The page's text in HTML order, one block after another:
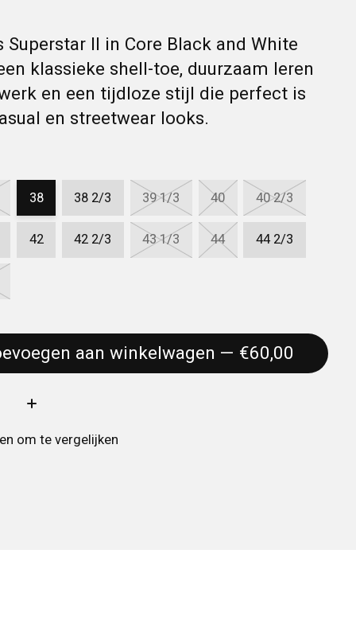
Superstar II in Core Black and White
klassieke shell-toe, duurzaam leren
en een tijdloze stijl die perfect is
en streetwear looks.
38 38 2/3 39 1/3 40 40 2/3
42 42 2/3 43 1/3 44 44 2/3
Toevoegen aan winkelwagen — €60,00
om te vergelijken